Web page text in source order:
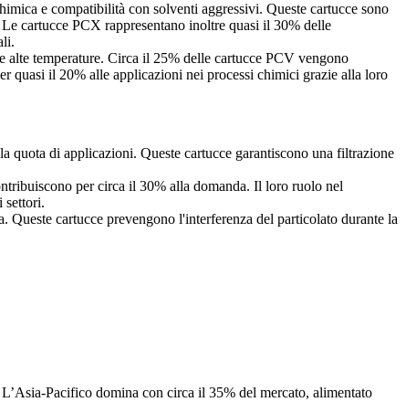
e compatibilità con solventi aggressivi. Queste cartucce sono
cartucce PCX rappresentano inoltre quasi il 30% delle
alte temperature. Circa il 25% delle cartucce PCV vengono
quasi il 20% alle applicazioni nei processi chimici grazie alla loro
quota di applicazioni. Queste cartucce garantiscono una filtrazione
per circa il 30% alla domanda. Il loro ruolo nel
settori.
cartucce prevengono l'interferenza del particolato durante la
Pacifico domina con circa il 35% del mercato, alimentato